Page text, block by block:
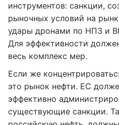
инструментов: санкции,
рыночных условий на
удары дронами по НПЗ и
Для эффективности
весь комплекс мер.
Если же
это рынок нефти. ЕС
эффективно
существующие санкции.